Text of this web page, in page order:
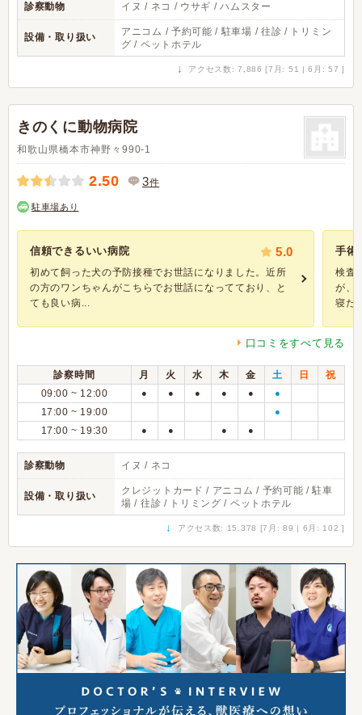
診察動物 イヌ / ネコ / ウサギ / ハムスター
設備・取り扱い
アニコム / 予約可能 / 駐車場 / 往診 / トリミン
グ / ペットホテル
↓ アクセス数: 7,886 [7月: 51 | 6月: 57 ]
きのくに動物病院
和歌山県橋本市神野々990-1
2.50 3件
駐車場あり
信頼できるいい病院 5.0
初めて飼った犬の予防接種でお世話になりました。近所
の方のワンちゃんがこちらでお世話になってており、と
ても良い病...
手術
検査
が、
寝た
口コミをすべて見る
診察時間 月 火 水 木 金 土 日
祝
09:00 ~ 12:00
● ● ● ● ● ●
17:00 ~ 19:00 ●
17:00 ~ 19:30 ● ● ● ●
診察動物 イヌ / ネコ
設備・取り扱い
クレジットカード / アニコム / 予約可能 / 駐車
場 / 往診 / トリミング / ペットホテル
↓ アクセス数: 15,378 [7月: 89 | 6月: 102 ]